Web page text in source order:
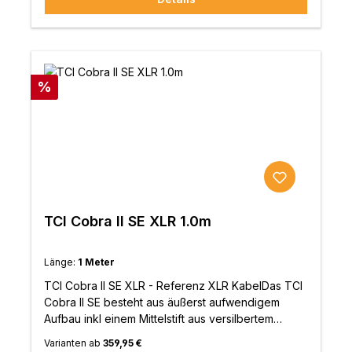
von der Qualität dieses Kabels und lässt sie Ihre
Lieblingsmusik in feinstem Klang
AufbauHochwertige XLR SteckerLeiter aus PC-
OFC-KupferlegierungDoppelte Abschirmung für
verbesserte RF-AbleitungBleifreies hochreines
Rabatt
%
TCI Cobra II SE XLR 1.0m
Länge: 1 Meter
TCI Cobra II SE XLR - Referenz XLR KabelDas TCI
Cobra II SE besteht aus äußerst aufwendigem
Aufbau inkl einem Mittelstift aus versilbertem
Varianten ab 359,95 €